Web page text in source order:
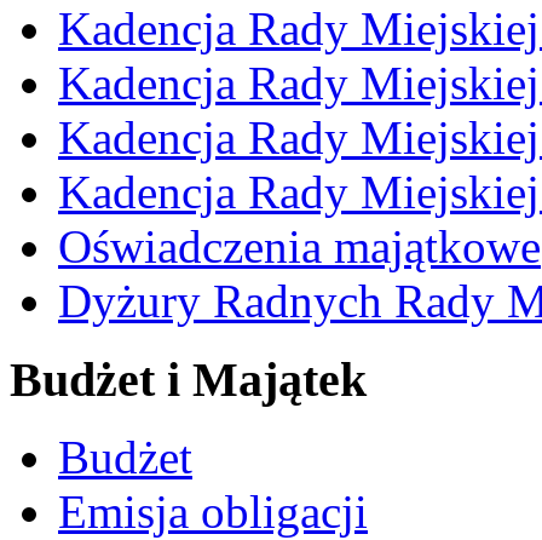
Kadencja Rady
Kadencja Rady
Kadencja Rady
Kadencja Rady
Oświadczenia majątkowe
Dyżury Radnych Rady
Budżet i Majątek
Budżet
Emisja obligacji